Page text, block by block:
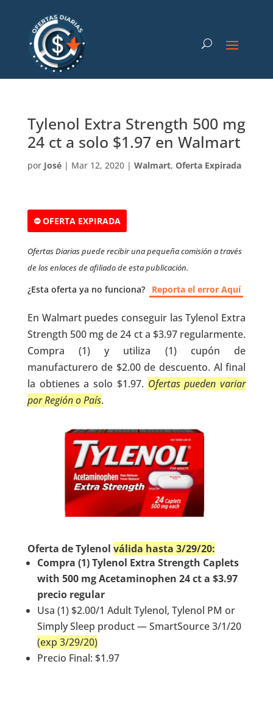
Tylenol Extra Strength 500 mg
24 ct a solo $1.97 en Walmart
por José| Mar 12, 2020| Walmart, Oferta Expirada
⛔ OFERTA EXPIRADA
Ofertas Diarias puede recibir una pequeña comisión a través
de los enlaces de afiliado de esta publicación.
¿Esta oferta ya no funciona? Reporta el error Aquí
En Walmart puedes conseguir las Tylenol Extra
Strength 500 mg de 24 ct a $3.97 regularmente.
Compra (1) y utiliza (1) cupón de
manufacturero de $2.00 de descuento. Al final
la obtienes a solo $1.97. Ofertas pueden variar
por Región o País.
Oferta de Tylenol válida hasta 3/29/20:
Compra (1) Tylenol Extra Strength Caplets
with 500 mg Acetaminophen 24 ct a $3.97
precio regular
Usa (1) $2.00/1 Adult Tylenol, Tylenol PM or
Simply Sleep product — SmartSource 3/1/20
(exp 3/29/20)
Precio Final: $1.97